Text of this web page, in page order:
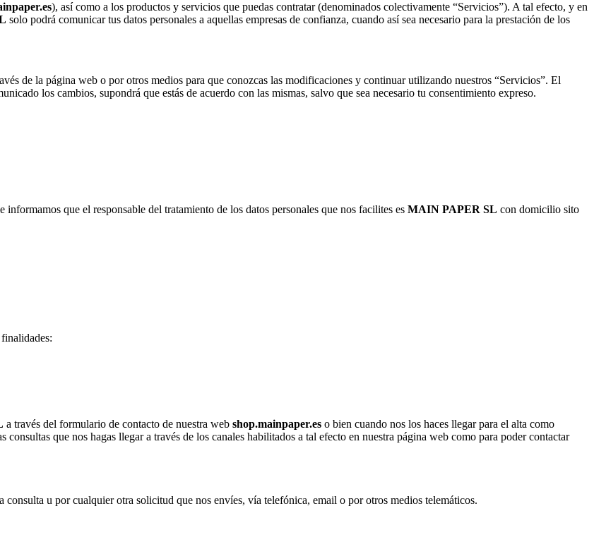
), así como a los productos y servicios que puedas contratar (denominados colectivamente “Servicios”). A tal efecto, y en
solo podrá comunicar tus datos personales a aquellas empresas de confianza, cuando así sea necesario para la prestación de los
de la página web o por otros medios para que conozcas las modificaciones y continuar utilizando nuestros “Servicios”. El
los cambios, supondrá que estás de acuerdo con las mismas, salvo que sea necesario tu consentimiento expreso.
que el responsable del tratamiento de los datos personales que nos facilites es MAIN PAPER SL con domicilio sito
a través del formulario de contacto de nuestra web shop.mainpaper.es o bien cuando nos los haces llegar para el alta como
que nos hagas llegar a través de los canales habilitados a tal efecto en nuestra página web como para poder contactar
u por cualquier otra solicitud que nos envíes, vía telefónica, email o por otros medios telemáticos.